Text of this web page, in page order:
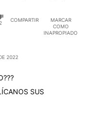
2
COMPARTIR
MARCAR
COMO
INAPROPIADO
2022
SUS